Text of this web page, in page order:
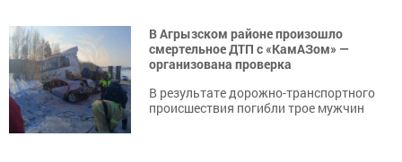
В Агрызском районе произошло
смертельное ДТП с «КамАЗом» —
организована проверка
В результате дорожно-транспортного
происшествия погибли трое мужчин